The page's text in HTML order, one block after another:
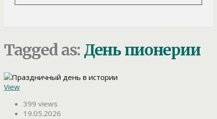
Tagged as: День пионерии
View
399 views
19.05.2026